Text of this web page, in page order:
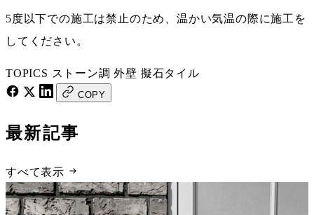
5度以下での施工は禁止のため、温かい気温の際に施工を
してください。
TOPICS ストーン調外壁 擬石タイル
COPY
最新記事
すべて表示